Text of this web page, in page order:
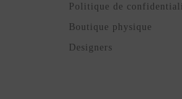
Politique de
Boutique physique
Designers